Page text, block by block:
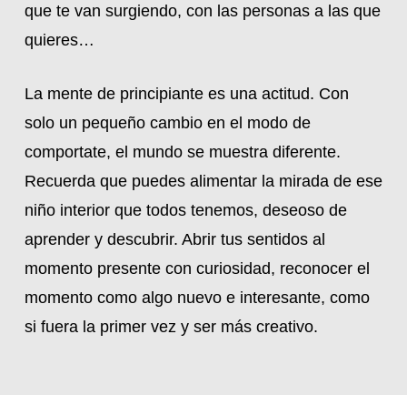
que te van surgiendo, con las personas a las que
quieres…
La mente de principiante es una actitud. Con
solo un pequeño cambio en el modo de
comportate, el mundo se muestra diferente.
Recuerda que puedes alimentar la mirada de ese
niño interior que todos tenemos, deseoso de
aprender y descubrir. Abrir tus sentidos al
momento presente con curiosidad, reconocer el
momento como algo nuevo e interesante, como
si fuera la primer vez y ser más creativo.